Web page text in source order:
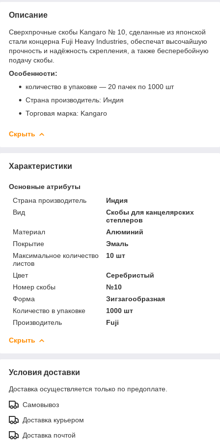
Описание
Сверхпрочные скобы Kangaro № 10, сделанные из японской
стали концерна Fuji Heavy Industries, обеспечат высочайшую
прочность и надёжность скрепления, а также бесперебойную
подачу скобы.
Особенности:
количество в упаковке — 20 пачек по 1000 шт
Страна производитель: Индия
Торговая марка: Kangaro
Скрыть
Характеристики
Основные атрибуты
Страна производитель
Индия
Вид
Скобы для канцелярских
степлеров
Материал
Алюминий
Покрытие
Эмаль
Максимальное количество
листов
10 шт
Цвет
Серебристый
Номер скобы
№10
Форма
Зигзагообразная
Количество в упаковке
1000 шт
Производитель
Fuji
Скрыть
Условия доставки
Доставка осуществляется только по предоплате.
Самовывоз
Доставка курьером
Доставка почтой